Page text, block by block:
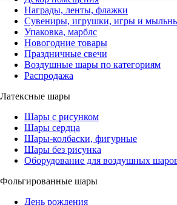
Награды, ленты, флажки
Сувениры, игрушки, игры и
Упаковка, марблс
Новогодние товары
Праздничные свечи
Воздушные шары по категориям
Распродажа
Латексные шары
Шары с рисунком
Шары сердца
Шары-колбаски, фигурные
Шары без рисунка
Оборудование для воздушных
Фольгированные шары
День рождения